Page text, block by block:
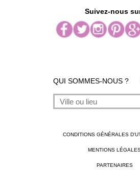
Suivez-nous
QUI SOMMES-NOUS ?
CONDITIONS GÉNÉRALES
MENTIONS
PARTENAIRES